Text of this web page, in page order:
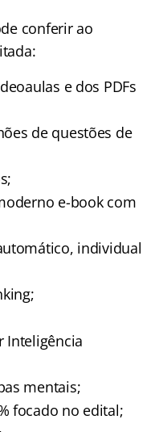
conferir ao
e dos PDFs
de questões de
e-book com
individual
Inteligência
mentais;
focado no edital;